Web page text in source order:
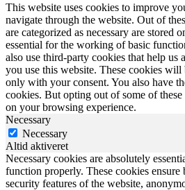
This website uses cookies to improve
navigate through the website. Out of
are categorized as necessary are stored
essential for the working of basic
also use third-party cookies that help us
you use this website. These cookies
only with your consent. You also have
cookies. But opting out of some of
on your browsing experience.
Necessary
Necessary
Altid aktiveret
Necessary cookies are absolutely
function properly. These cookies ensure
security features of the website,